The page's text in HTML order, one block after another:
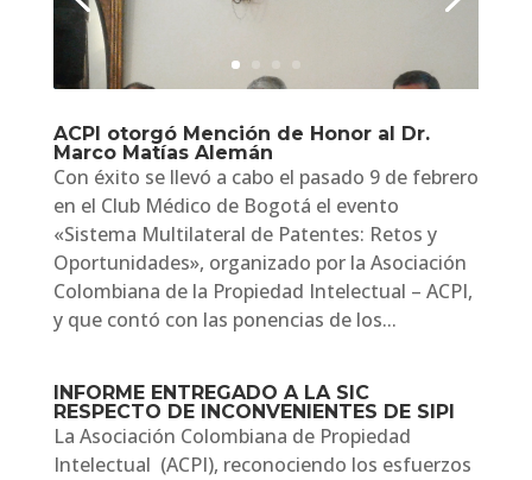
ACPI otorgó Mención de Honor al Dr.
Marco Matías Alemán
Con éxito se llevó a cabo el pasado 9 de febrero
en el Club Médico de Bogotá el evento
«Sistema Multilateral de Patentes: Retos y
Oportunidades», organizado por la Asociación
Colombiana de la Propiedad Intelectual – ACPI,
y que contó con las ponencias de los...
INFORME ENTREGADO A LA SIC
RESPECTO DE INCONVENIENTES DE SIPI
La Asociación Colombiana de Propiedad
Intelectual (ACPI), reconociendo los esfuerzos